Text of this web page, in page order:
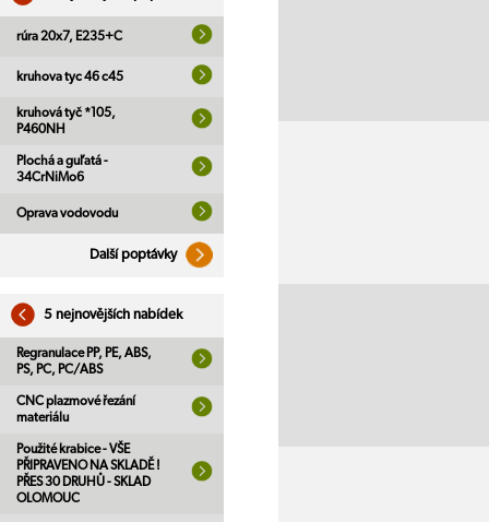
rúra 20x7, E235+C
kruhova tyc 46 c45
kruhová tyč *105,
P460NH
Plochá a guľatá -
34CrNiMo6
Oprava vodovodu
Další poptávky
5 nejnovějších nabídek
Regranulace PP, PE, ABS,
PS, PC, PC/ABS
CNC plazmové řezání
materiálu
Použité krabice - VŠE
PŘIPRAVENO NA SKLADĚ !
PŘES 30 DRUHŮ - SKLAD
OLOMOUC